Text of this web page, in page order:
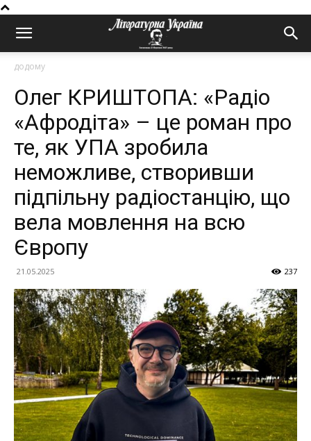
додому
Олег КРИШТОПА: «Радіо
«Афродіта» – це роман про
те, як УПА зробила
неможливе, створивши
підпільну радіостанцію, що
вела мовлення на всю
Європу
21.05.2025 237